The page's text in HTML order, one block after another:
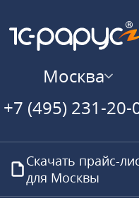
Москва
+7 (495) 231-20-
Скачать прайс-
для Москвы